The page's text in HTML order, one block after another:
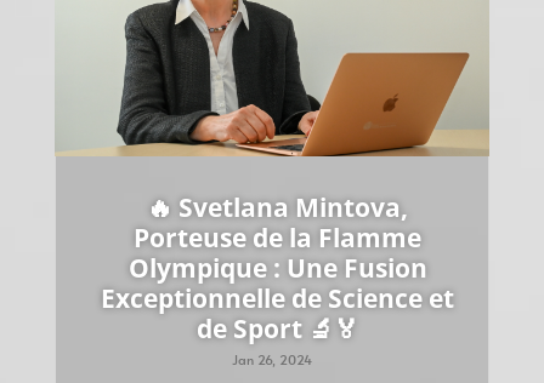
🔥 Svetlana Mintova,
Porteuse de la Flamme
Olympique : Une Fusion
Exceptionnelle de Science et
de Sport 🔬🏅
Jan 26, 2024